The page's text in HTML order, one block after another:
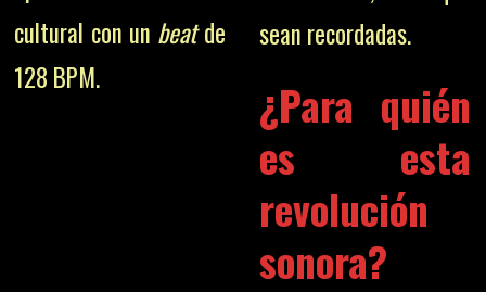
cultural con un beatde
128 BPM.
sean recordadas.
¿Para quién
es esta
revolución
sonora?